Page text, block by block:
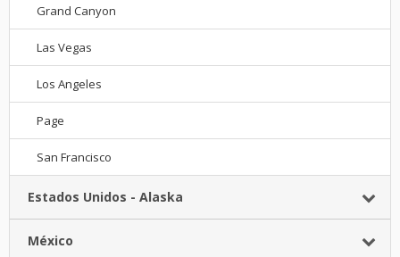
Grand Canyon
Las Vegas
Los Angeles
Page
San Francisco
Estados Unidos - Alaska
México